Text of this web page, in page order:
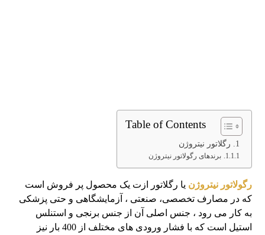
Table of Contents
رگلاتور نیتروژن
برندهای رگولاتور نیتروژن
رگولاتور نیتروژن یا رگلاتور ازت یک محصول پر فروش است
که در مصارف تخصصی، صنعتی ، آزمایشگاهی و حتی پزشکی
به کار می رود ، جنس اصلی آن از جنس برنجی و استنلس
استیل است که با فشار ورودی های مختلف از 400 بار نیز